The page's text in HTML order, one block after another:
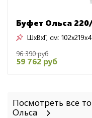
Буфет Ольса
ШxВxГ, см:
96 390 руб
59 762 руб
Посмотреть все
Ольса